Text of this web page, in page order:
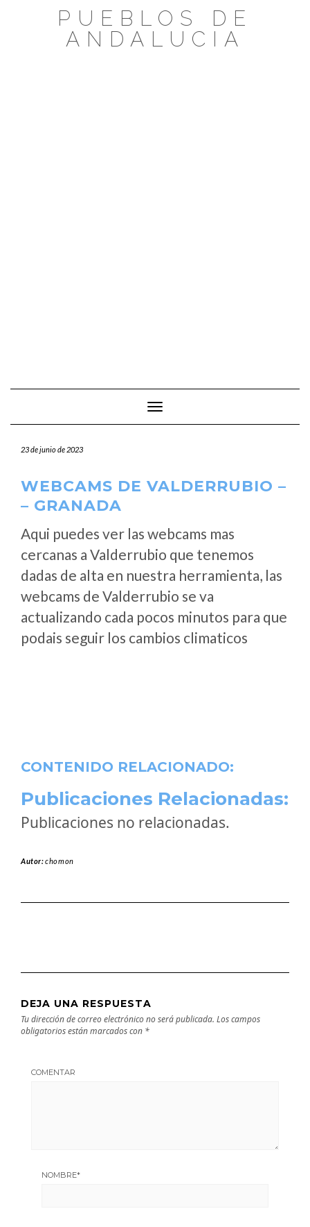
PUEBLOS DE
ANDALUCIA
Cambiar modo de navegación
23 de junio de 2023
WEBCAMS DE VALDERRUBIO –
– GRANADA
Aqui puedes ver las webcams mas
cercanas a Valderrubio que tenemos
dadas de alta en nuestra herramienta, las
webcams de Valderrubio se va
actualizando cada pocos minutos para que
podais seguir los cambios climaticos
CONTENIDO RELACIONADO:
Publicaciones Relacionadas:
Publicaciones no relacionadas.
Autor:chomon
DEJA UNA RESPUESTA
Tu dirección de correo electrónico no será publicada. Los campos
obligatorios están marcados con *
COMENTAR
NOMBRE*